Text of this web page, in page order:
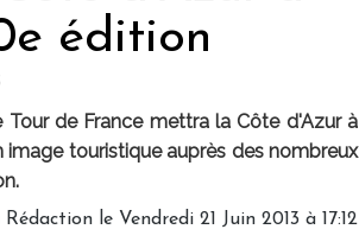
édition
de France mettra la Côte d'Azur à
touristique auprès des nombreux
Rédaction le Vendredi 21 Juin 2013 à 17:12